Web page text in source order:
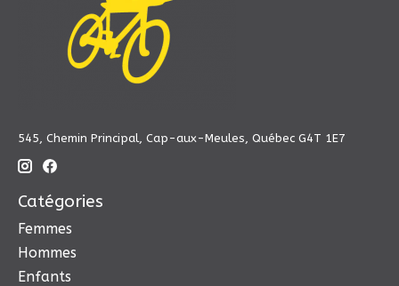
545, Chemin Principal, Cap-aux-Meules, Québec G4T 1E7
Catégories
Femmes
Hommes
Enfants